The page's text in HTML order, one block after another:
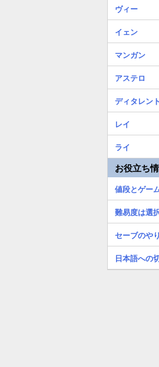
ヴィー
イェン
マンガン
アステロ
ディタレント
レイ
ライ
お役立ち
値段とゲー
難易度は選
セーブのや
日本語への